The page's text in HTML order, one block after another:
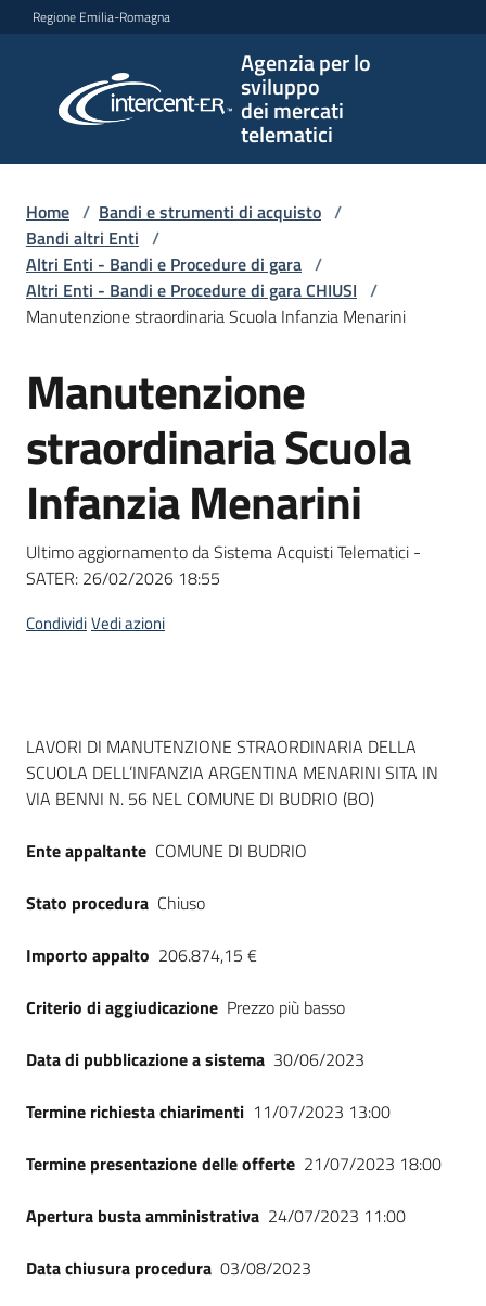
Vai al contenuto
Vai alla navigazione
Vai al footer
Regione Emilia-Romagna
Agenzia per lo
sviluppo
dei mercati
telematici
per lo
sviluppo
telematici
L'Agenzia
Bandi
strumenti
acquisto
Supporto
English
site
su
Home / Bandi e strumenti di acquisto /
Bandi altri Enti /
Altri Enti - Bandi e Procedure di gara /
Altri Enti - Bandi e Procedure di gara CHIUSI /
Manutenzione straordinaria Scuola Infanzia Menarini
Salta al contenuto
Manutenzione
straordinaria Scuola
Infanzia Menarini
Ultimo aggiornamento da Sistema Acquisti Telematici -
SATER: 26/02/2026 18:55
CondividiVedi azioni
Dati del bando
LAVORI DI MANUTENZIONE STRAORDINARIA DELLA
SCUOLA DELL’INFANZIA ARGENTINA MENARINI SITA IN
VIA BENNI N. 56 NEL COMUNE DI BUDRIO (BO)
Ente appaltante COMUNE DI BUDRIO
Stato procedura Chiuso
Importo appalto 206.874,15 €
Criterio di aggiudicazione Prezzo più basso
Data di pubblicazione a sistema 30/06/2023
Termine richiesta chiarimenti 11/07/2023 13:00
Termine presentazione delle offerte 21/07/2023 18:00
Apertura busta amministrativa 24/07/2023 11:00
Data chiusura procedura 03/08/2023